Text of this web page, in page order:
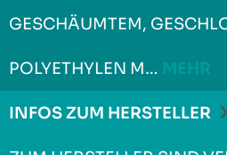
GESCHÄUMTEM,
POLYETHYLEN M…
INFOS ZUM HERSTELLER